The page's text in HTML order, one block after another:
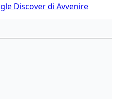
Discover di Avvenire